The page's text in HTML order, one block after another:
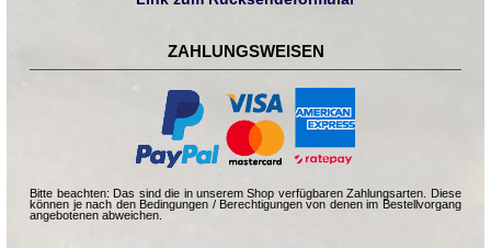
ZAHLUNGSWEISEN
Bitte beachten: Das sind die in unserem Shop verfügbaren Zahlungsarten. Diese
können je nach den Bedingungen / Berechtigungen von denen im Bestellvorgang
angebotenen abweichen.